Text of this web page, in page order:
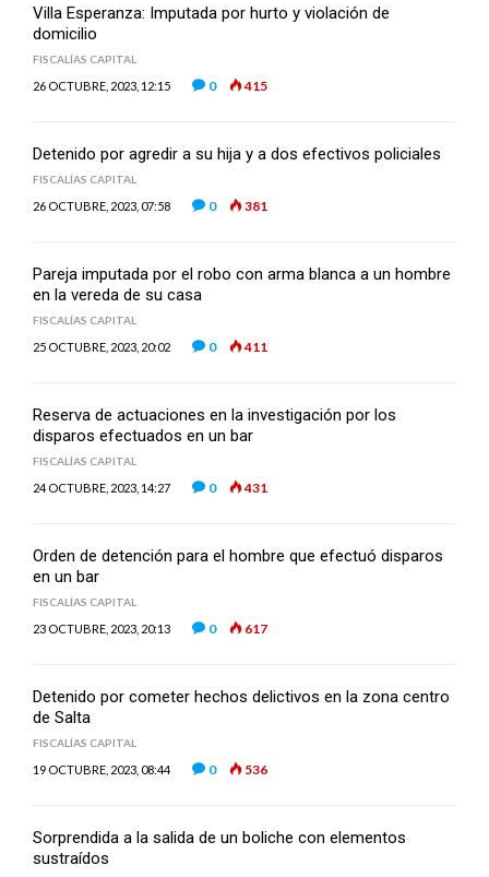
Villa Esperanza: Imputada por hurto y violación de
domicilio
FISCALÍAS CAPITAL
26 OCTUBRE, 2023, 12:15 0 415
Detenido por agredir a su hija y a dos efectivos policiales
FISCALÍAS CAPITAL
26 OCTUBRE, 2023, 07:58 0 381
Pareja imputada por el robo con arma blanca a un hombre
en la vereda de su casa
FISCALÍAS CAPITAL
25 OCTUBRE, 2023, 20:02 0 411
Reserva de actuaciones en la investigación por los
disparos efectuados en un bar
FISCALÍAS CAPITAL
24 OCTUBRE, 2023, 14:27 0 431
Orden de detención para el hombre que efectuó disparos
en un bar
FISCALÍAS CAPITAL
23 OCTUBRE, 2023, 20:13 0 617
Detenido por cometer hechos delictivos en la zona centro
de Salta
FISCALÍAS CAPITAL
19 OCTUBRE, 2023, 08:44 0 536
Sorprendida a la salida de un boliche con elementos
sustraídos